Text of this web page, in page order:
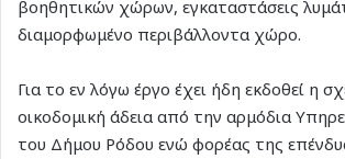
βοηθητικών χώρων, εγκαταστάσεις
διαμορφωμένο περιβάλλοντα χώρο.
Για το εν λόγω έργο έχει ήδη εκδοθεί η
οικοδομική άδεια από την αρμόδια
του Δήμου Ρόδου ενώ φορέας της